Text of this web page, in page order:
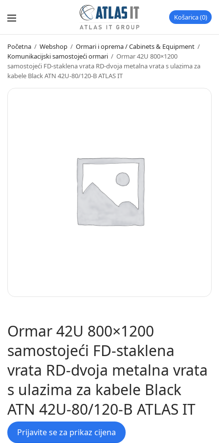
Košarica 0
Početna / Webshop / Ormari i oprema / Cabinets & Equipment /
Komunikacijski samostojeći ormari / Ormar 42U 800×1200
samostojeći FD-staklena vrata RD-dvoja metalna vrata s ulazima za
kabele Black ATN 42U-80/120-B ATLAS IT
Ormar 42U 800×1200
samostojeći FD-staklena
vrata RD-dvoja metalna vrata
s ulazima za kabele Black
ATN 42U-80/120-B ATLAS IT
Prijavite se za prikaz cijena